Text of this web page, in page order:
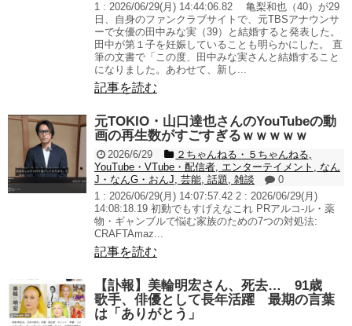
1 : 2026/06/29(月) 14:44:06.82 亀梨和也（40）が29
日、自身のファンクラブサイトで、元TBSアナウンサ
ーで女優の田中みな実（39）と結婚すると発表した。
田中が第１子を妊娠していることも明らかにした。 直
筆の文書で「この度、田中みな実さんと結婚すること
になりました。あわせて、新し...
記事を読む
元TOKIO・山口達也さんのYouTubeの動
画の再生数がすごすぎるｗｗｗｗｗ
2026/6/29 ２ちゃんねる・５ちゃんねる,
YouTube・VTube・配信者, エンターテイメント , なん
J・なんG・おんJ, 芸能, 話題, 雑談
0
1 : 2026/06/29(月) 14:07:57.42 2 : 2026/06/29(月)
14:08:18.19 初動でもすげえなこれ PRアルコ-ル・薬
物・ギャンブルで悩む家族のための7つの対処法:
CRAFTAmaz...
記事を読む
【訃報】美輪明宏さん、死去… 91歳
歌手、俳優として長年活躍 最期の言葉
は「ありがとう」